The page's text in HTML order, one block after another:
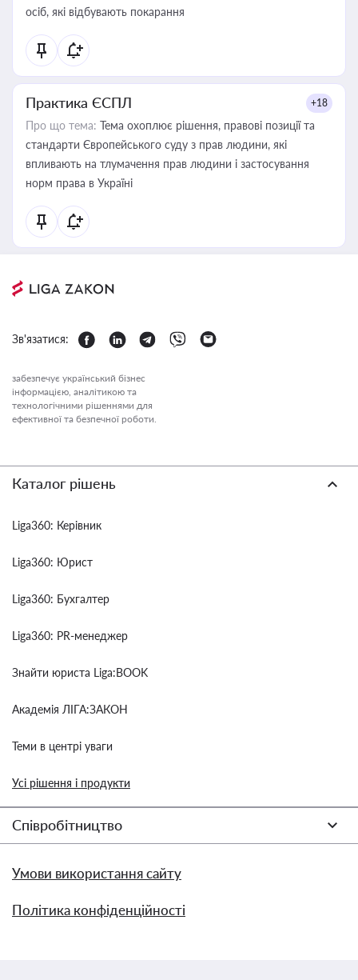
осіб, які відбувають покарання
Практика ЄСПЛ +18
Про що тема: Тема охоплює рішення, правові позиції та
стандарти Європейського суду з прав людини, які
впливають на тлумачення прав людини і застосування
норм права в Україні
Зв'язатися:
забезпечує український бізнес
інформацією, аналітикою та
технологічними рішеннями для
ефективної та безпечної роботи.
Каталог рішень
Liga360: Керівник
Liga360: Юрист
Liga360: Бухгалтер
Liga360: PR-менеджер
Знайти юриста Liga:BOOK
Академія ЛІГА:ЗАКОН
Теми в центрі уваги
Усі рішення і продукти
Співробітництво
Умови використання сайту
Політика конфіденційності